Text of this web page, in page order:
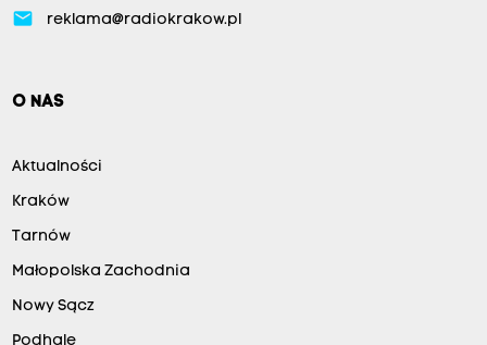
email reklama@radiokrakow.pl
O NAS
Aktualności
Kraków
Tarnów
Małopolska Zachodnia
Nowy Sącz
Podhale